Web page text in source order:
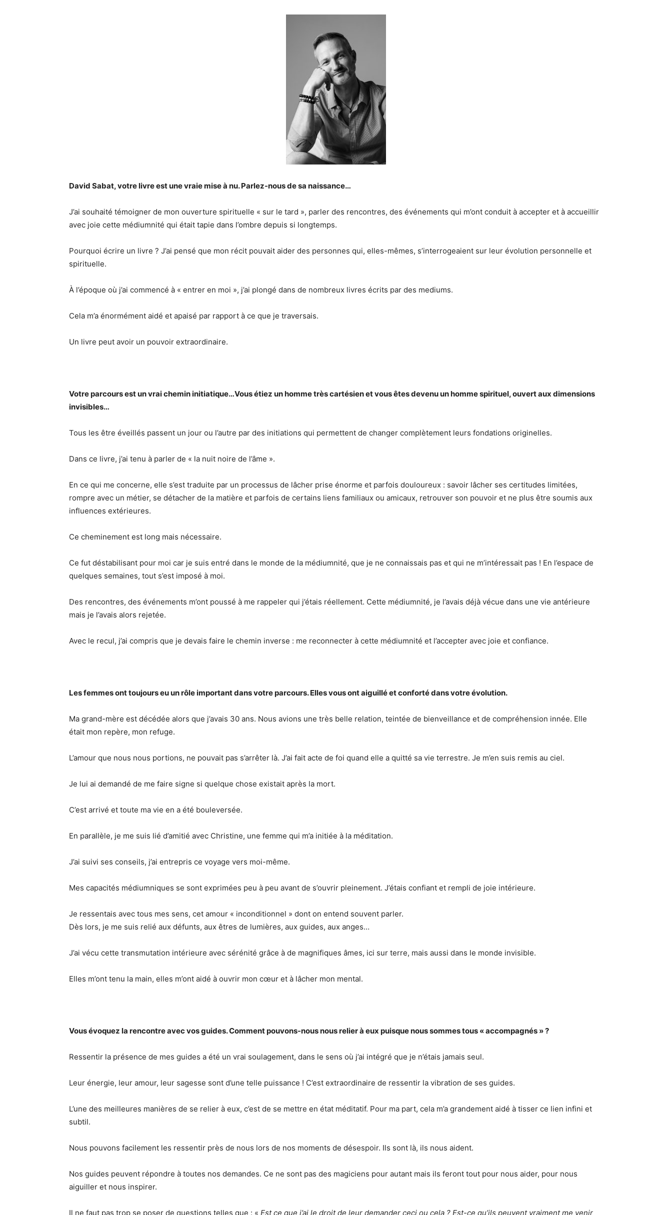
David Sabat, votre livre est une vraie mise à nu. Parlez-nous de sa naissance…
J’ai souhaité témoigner de mon ouverture spirituelle « sur le tard », parler des rencontres, des événements qui m’ont conduit à accepter et à accueillir
avec joie cette médiumnité qui était tapie dans l’ombre depuis si longtemps.
Pourquoi écrire un livre ? J’ai pensé que mon récit pouvait aider des personnes qui, elles-mêmes, s’interrogeaient sur leur évolution personnelle et
spirituelle.
À l’époque où j’ai commencé à « entrer en moi », j’ai plongé dans de nombreux livres écrits par des mediums.
Cela m’a énormément aidé et apaisé par rapport à ce que je traversais.
Un livre peut avoir un pouvoir extraordinaire.
Votre parcours est un vrai chemin initiatique…Vous étiez un homme très cartésien et vous êtes devenu un homme spirituel, ouvert aux dimensions
invisibles…
Tous les être éveillés passent un jour ou l’autre par des initiations qui permettent de changer complètement leurs fondations originelles.
Dans ce livre, j’ai tenu à parler de « la nuit noire de l’âme ».
En ce qui me concerne, elle s’est traduite par un processus de lâcher prise énorme et parfois douloureux : savoir lâcher ses certitudes limitées,
rompre avec un métier, se détacher de la matière et parfois de certains liens familiaux ou amicaux, retrouver son pouvoir et ne plus être soumis aux
influences extérieures.
Ce cheminement est long mais nécessaire.
Ce fut déstabilisant pour moi car je suis entré dans le monde de la médiumnité, que je ne connaissais pas et qui ne m’intéressait pas ! En l’espace de
quelques semaines, tout s’est imposé à moi.
Des rencontres, des événements m’ont poussé à me rappeler qui j’étais réellement. Cette médiumnité, je l’avais déjà vécue dans une vie antérieure
mais je l’avais alors rejetée.
Avec le recul, j’ai compris que je devais faire le chemin inverse : me reconnecter à cette médiumnité et l’accepter avec joie et confiance.
Les femmes ont toujours eu un rôle important dans votre parcours. Elles vous ont aiguillé et conforté dans votre évolution.
Ma grand-mère est décédée alors que j’avais 30 ans. Nous avions une très belle relation, teintée de bienveillance et de compréhension innée. Elle
était mon repère, mon refuge.
L’amour que nous nous portions, ne pouvait pas s’arrêter là. J’ai fait acte de foi quand elle a quitté sa vie terrestre. Je m’en suis remis au ciel.
Je lui ai demandé de me faire signe si quelque chose existait après la mort.
C’est arrivé et toute ma vie en a été bouleversée.
En parallèle, je me suis lié d’amitié avec Christine, une femme qui m’a initiée à la méditation.
J’ai suivi ses conseils, j’ai entrepris ce voyage vers moi-même.
Mes capacités médiumniques se sont exprimées peu à peu avant de s’ouvrir pleinement. J’étais confiant et rempli de joie intérieure.
Je ressentais avec tous mes sens, cet amour « inconditionnel » dont on entend souvent parler.
Dès lors, je me suis relié aux défunts, aux êtres de lumières, aux guides, aux anges…
J’ai vécu cette transmutation intérieure avec sérénité grâce à de magnifiques âmes, ici sur terre, mais aussi dans le monde invisible.
Elles m’ont tenu la main, elles m’ont aidé à ouvrir mon cœur et à lâcher mon mental.
Vous évoquez la rencontre avec vos guides. Comment pouvons-nous nous relier à eux puisque nous sommes tous « accompagnés » ?
Ressentir la présence de mes guides a été un vrai soulagement, dans le sens où j’ai intégré que je n’étais jamais seul.
Leur énergie, leur amour, leur sagesse sont d’une telle puissance ! C’est extraordinaire de ressentir la vibration de ses guides.
L’une des meilleures manières de se relier à eux, c’est de se mettre en état méditatif. Pour ma part, cela m’a grandement aidé à tisser ce lien infini et
subtil.
Nous pouvons facilement les ressentir près de nous lors de nos moments de désespoir. Ils sont là, ils nous aident.
Nos guides peuvent répondre à toutes nos demandes. Ce ne sont pas des magiciens pour autant mais ils feront tout pour nous aider, pour nous
aiguiller et nous inspirer.
Il ne faut pas trop se poser de questions telles que : « Est ce que j’ai le droit de leur demander ceci ou cela ? Est-ce qu’ils peuvent vraiment me venir